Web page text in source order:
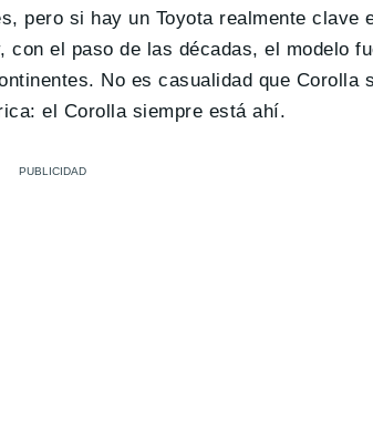
pero si hay un Toyota realmente clave
el paso de las décadas, el modelo
No es casualidad que Corolla
el Corolla siempre está ahí.